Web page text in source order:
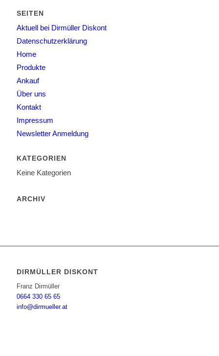
SEITEN
Aktuell bei Dirmüller Diskont
Datenschutzerklärung
Home
Produkte
Ankauf
Über uns
Kontakt
Impressum
Newsletter Anmeldung
KATEGORIEN
Keine Kategorien
ARCHIV
DIRMÜLLER DISKONT
Franz Dirmüller
0664 330 65 65
info@dirmueller.at